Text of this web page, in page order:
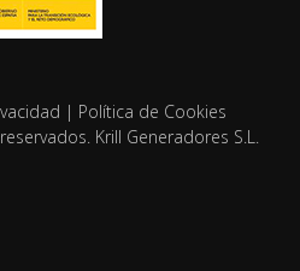
| Política de Cookies
Krill Generadores S.L.